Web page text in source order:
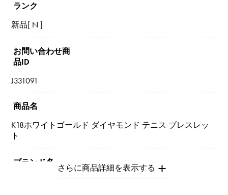
ランク
新品[ N ]
お問い合わせ商
品ID
J331091
商品名
K18ホワイトゴールド ダイヤモンド テニス ブレスレッ
ト
ブランド名
ユキザキセレクトジュエリー